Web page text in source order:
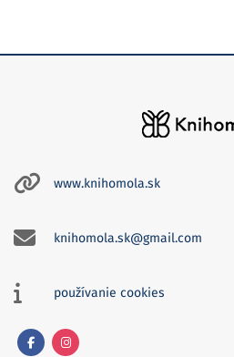
www.knihomola.sk
knihomola.sk@gmail.com
používanie cookies